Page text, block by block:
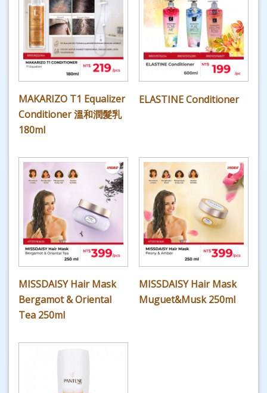
MAKARIZO T1 Equalizer
Conditioner 溫和潤髮乳
180ml
ELASTINE Conditioner
MISSDAISY Hair Mask
Bergamot & Oriental
Tea 250ml
MISSDAISY Hair Mask
Muguet&Musk 250ml